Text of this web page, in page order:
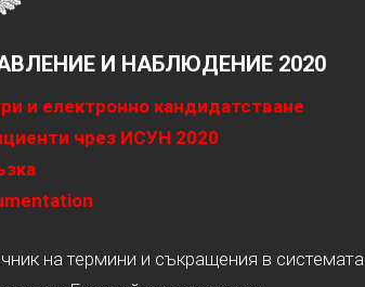
И НАБЛЮДЕНИЕ 2020
и електронно кандидатстване
чрез ИСУН 2020
на термини и съкращения в системата